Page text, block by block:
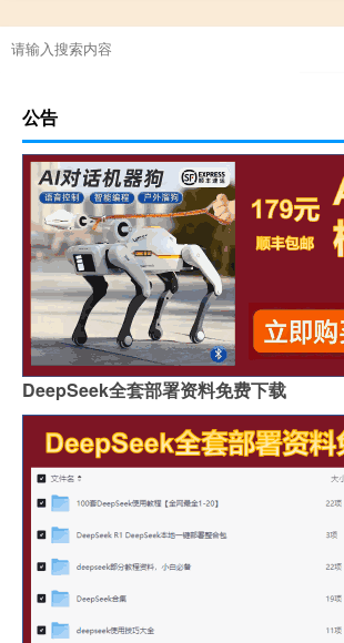
公告
DeepSeek全套部署资料免费下载